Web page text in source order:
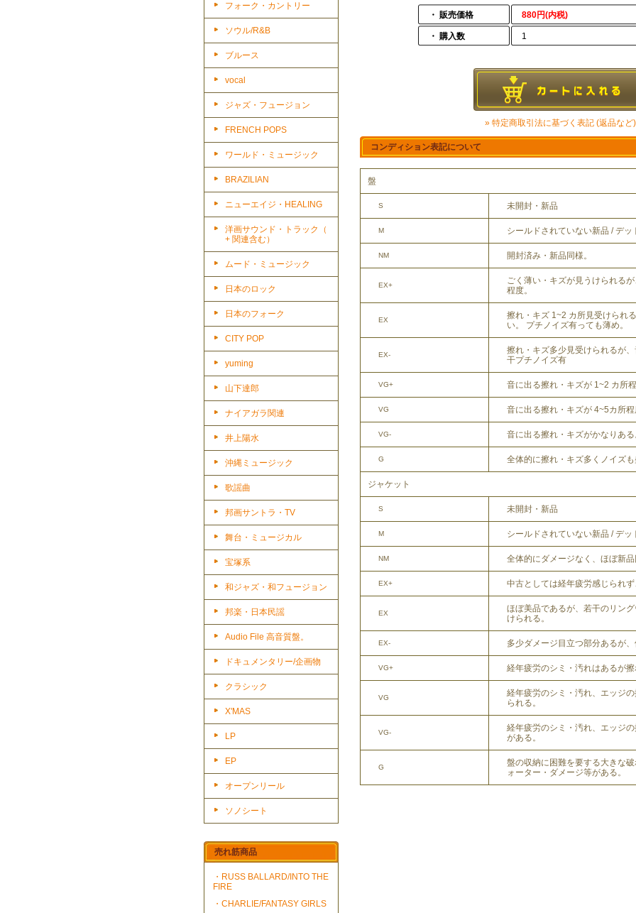
フォーク・カントリー
ソウル/R&B
ブルース
vocal
ジャズ・フュージョン
FRENCH POPS
ワールド・ミュージック
BRAZILIAN
ニューエイジ・HEALING
洋画サウンド・トラック（
+ 関連含む）
ムード・ミュージック
日本のロック
日本のフォーク
CITY POP
yuming
山下達郎
ナイアガラ関連
井上陽水
沖縄ミュージック
歌謡曲
邦画サントラ・TV
舞台・ミュージカル
宝塚系
和ジャズ・和フュージョン
邦楽・日本民謡
Audio File 高音質盤。
ドキュメンタリー/企画物
クラシック
X'MAS
LP
EP
オープンリール
ソノシート
売れ筋商品
・RUSS BALLARD/INTO THE
FIRE
・CHARLIE/FANTASY GIRLS
・ 販売価格 880円(内税)
・ 購入数 1
» 特定商取引法に基づく表記 (返品など)
コンディション表記について
盤
S 未開封・新品
M シールドされていない新品 / デッ
NM 開封済み・新品同様。
EX+
ごく薄い・キズが見うけられる
程度。
EX
擦れ・キズ 1~2 カ所見受けられ
い。 プチノイズ有っても薄め。
EX-
擦れ・キズ多少見受けられるが
干プチノイズ有
VG+ 音に出る擦れ・キズが 1~2 カ所程
VG 音に出る擦れ・キズが 4~5カ所程
VG- 音に出る擦れ・キズがかなりある
G 全体的に擦れ・キズ多くノイズも
ジャケット
S 未開封・新品
M シールドされていない新品 / デッ
NM 全体的にダメージなく、ほぼ新品
EX+ 中古としては経年疲労感じられず
EX
ほぼ美品であるが、若干のリン
けられる。
EX- 多少ダメージ目立つ部分あるが、
VG+ 経年疲労のシミ・汚れはあるが擦
VG
経年疲労のシミ・汚れ、エッジ
られる。
VG-
経年疲労のシミ・汚れ、エッジ
がある。
G
盤の収納に困難を要する大きな
ォーター・ダメージ等がある。